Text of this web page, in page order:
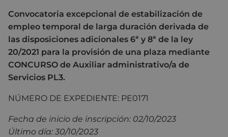
Convocatoria excepcional de estabilización de
empleo temporal de larga duración derivada de
las disposiciones adicionales 6ª y 8ª de la ley
20/2021 para la provisión de una plaza mediante
CONCURSO de Auxiliar administrativo/a de
Servicios PL3.
NÚMERO DE EXPEDIENTE: PE0171
Fecha de inicio de inscripción: 02/10/2023
Último día: 30/10/2023